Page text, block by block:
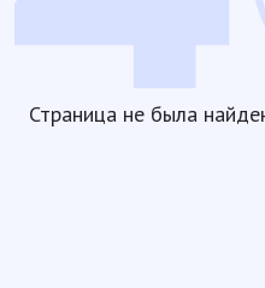
Страница не была